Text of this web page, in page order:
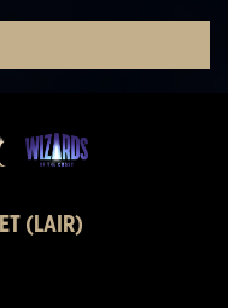
(LAIR)